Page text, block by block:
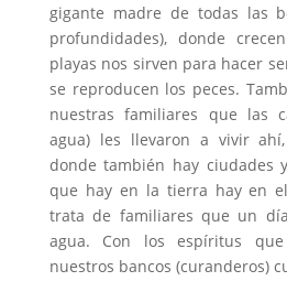
gigante madre de todas las
profundidades), donde
playas nos sirven para hacer
se reproducen los peces.
nuestras familiares que las
agua) les llevaron a vivir
donde también hay ciudades
que hay en la tierra hay en
trata de familiares que un
agua. Con los espíritus
nuestros bancos (curanderos)